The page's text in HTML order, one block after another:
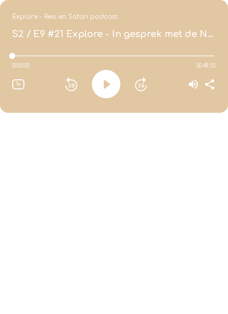
Explore - Reis en Safari podcast
S2 / E9 #21 Explore - In gesprek met de Namibische gids Joachim von Wietersheim
00:00:00 00:48:55
1x